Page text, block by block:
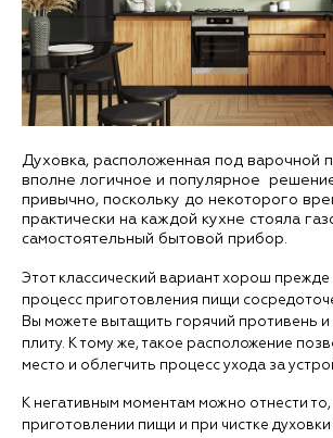
Духовка, расположенная под варочной
вполне логичное и популярное
привычно, поскольку до некоторого
практически на каждой кухне стояла
самостоятельный бытовой прибор.
Этот классический вариант хорош прежде
процесс приготовления пищи
Вы можете вытащить горячий противень и
плиту. К тому же, такое расположение
место и облегчить процесс ухода за
К негативным моментам можно отнести то,
приготовлении пищи и при чистке